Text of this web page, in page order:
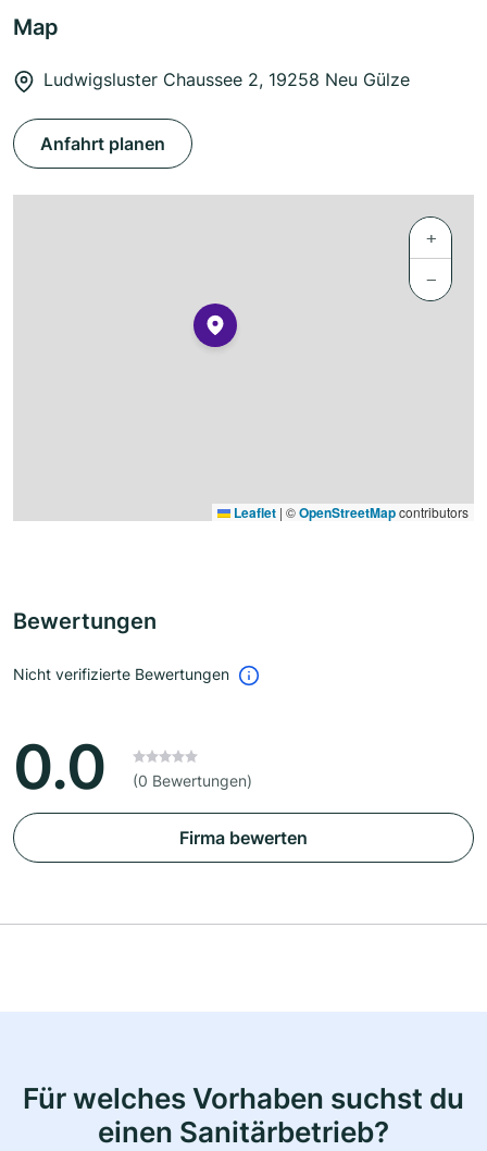
Map
Ludwigsluster Chaussee 2, 19258 Neu Gülze
Anfahrt planen
+
−
Leaflet | ©OpenStreetMapcontributors
Bewertungen
Nicht verifizierte Bewertungen
0.0 (0 Bewertungen)
Firma bewerten
Für welches Vorhaben suchst du
einen Sanitärbetrieb?